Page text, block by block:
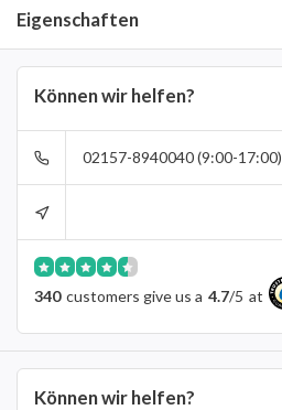
Eigenschaften
Können wir helfen?
02157-8940040 (9:00-17:00)
340 customers give us a 4.7/5 at
Können wir helfen?